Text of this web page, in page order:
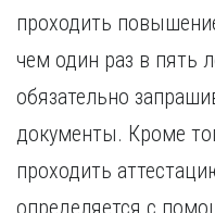
проходить
чем один раз в пять
обязательно
документы. Кроме
проходить
определяется с